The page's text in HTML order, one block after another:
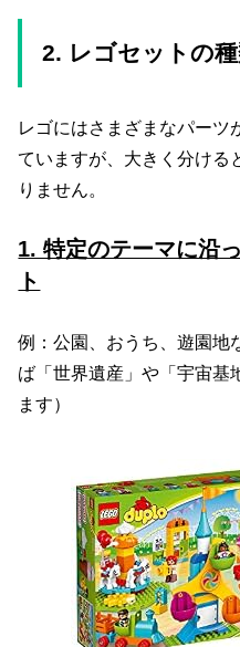
2. レゴセットの
レゴにはさまざまなパーツ
ていますが、大きく分ける
りません。
1. 特定のテーマに沿
ト
例：公園、おうち、遊園地
ば「世界遺産」や「宇宙基
ます）